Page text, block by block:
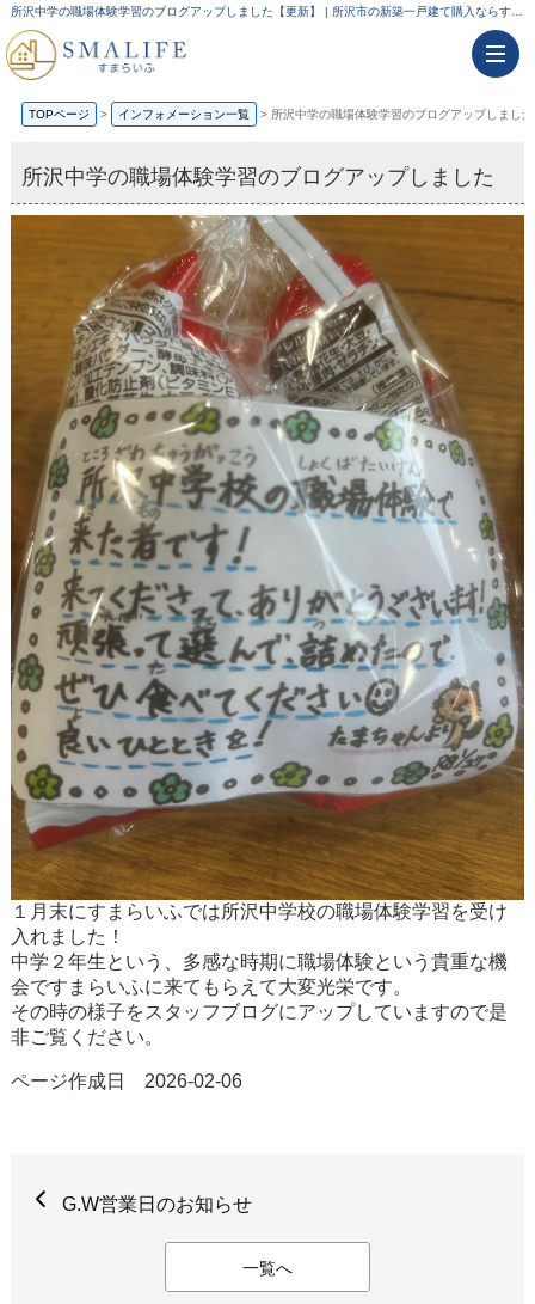
所沢中学の職場体験学習のブログアップしました【更新】 | 所沢市の新築一戸建て購入ならすまらいふ
TOPページ > インフォメーション一覧 > 所沢中学の職場体験学習のブログアップしました
所沢中学の職場体験学習のブログアップしました
１月末にすまらいふでは所沢中学校の職場体験学習を受け
入れました！
中学２年生という、多感な時期に職場体験という貴重な機
会ですまらいふに来てもらえて大変光栄です。
その時の様子をスタッフブログにアップしていますので是
非ご覧ください。
ページ作成日 2026-02-06
G.W営業日のお知らせ
一覧へ